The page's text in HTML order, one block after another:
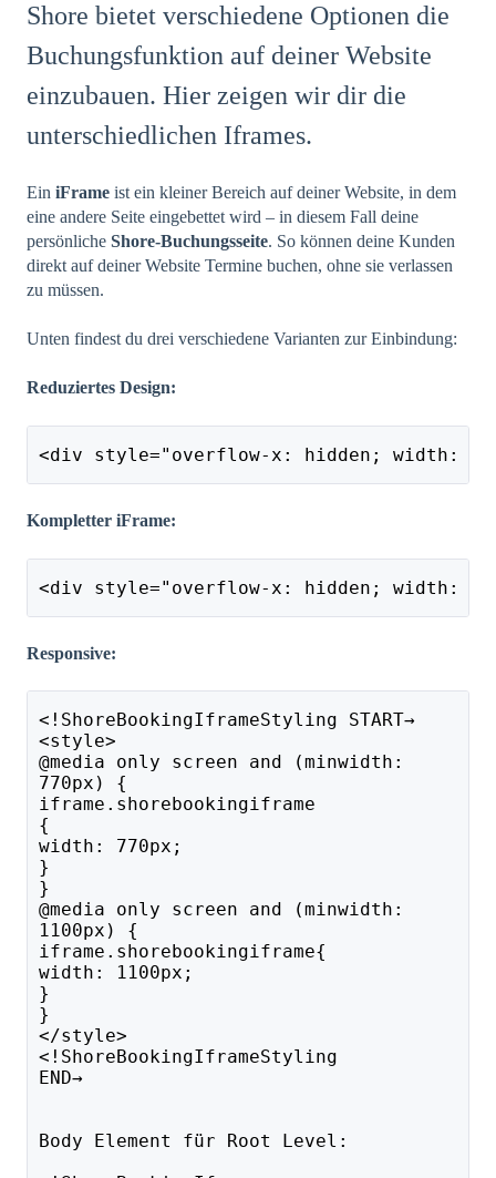
Shore bietet verschiedene Optionen die
Buchungsfunktion auf deiner Website
einzubauen. Hier zeigen wir dir die
unterschiedlichen Iframes.
Ein iFrame ist ein kleiner Bereich auf deiner Website, in dem
eine andere Seite eingebettet wird – in diesem Fall deine
persönliche Shore-Buchungsseite. So können deine Kunden
direkt auf deiner Website Termine buchen, ohne sie verlassen
zu müssen.
Unten findest du drei verschiedene Varianten zur Einbindung:
Reduziertes Design:
<div style="overflow-x: hidden; width:
Kompletter iFrame:
<div style="overflow-x: hidden; width:
Responsive:
<!ShoreBookingIframeStyling START→
<style>
@media only screen and (minwidth:
770px) {
iframe.shorebookingiframe
{
width: 770px;
}
}
@media only screen and (minwidth:
1100px) {
iframe.shorebookingiframe{
width: 1100px;
}
}
</style>
<!ShoreBookingIframeStyling
END→
Body Element für Root Level: